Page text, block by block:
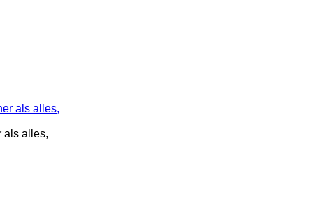
als alles,